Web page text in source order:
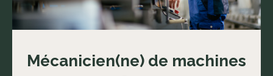
Mécanicien(ne) de machines